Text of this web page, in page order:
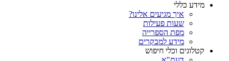
מידע כללי
איך מגיעים אלינו?
שעות פעילות
מפת הספרייה
מידע למבקרים
קטלוגים וכלי חיפוש